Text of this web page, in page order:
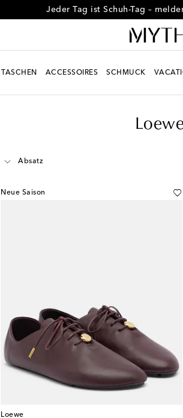
Jeder Tag ist Schuh-Tag –
TASCHEN ACCESSOIRES SCHMUCK
Absatz
Neue Saison
Loewe